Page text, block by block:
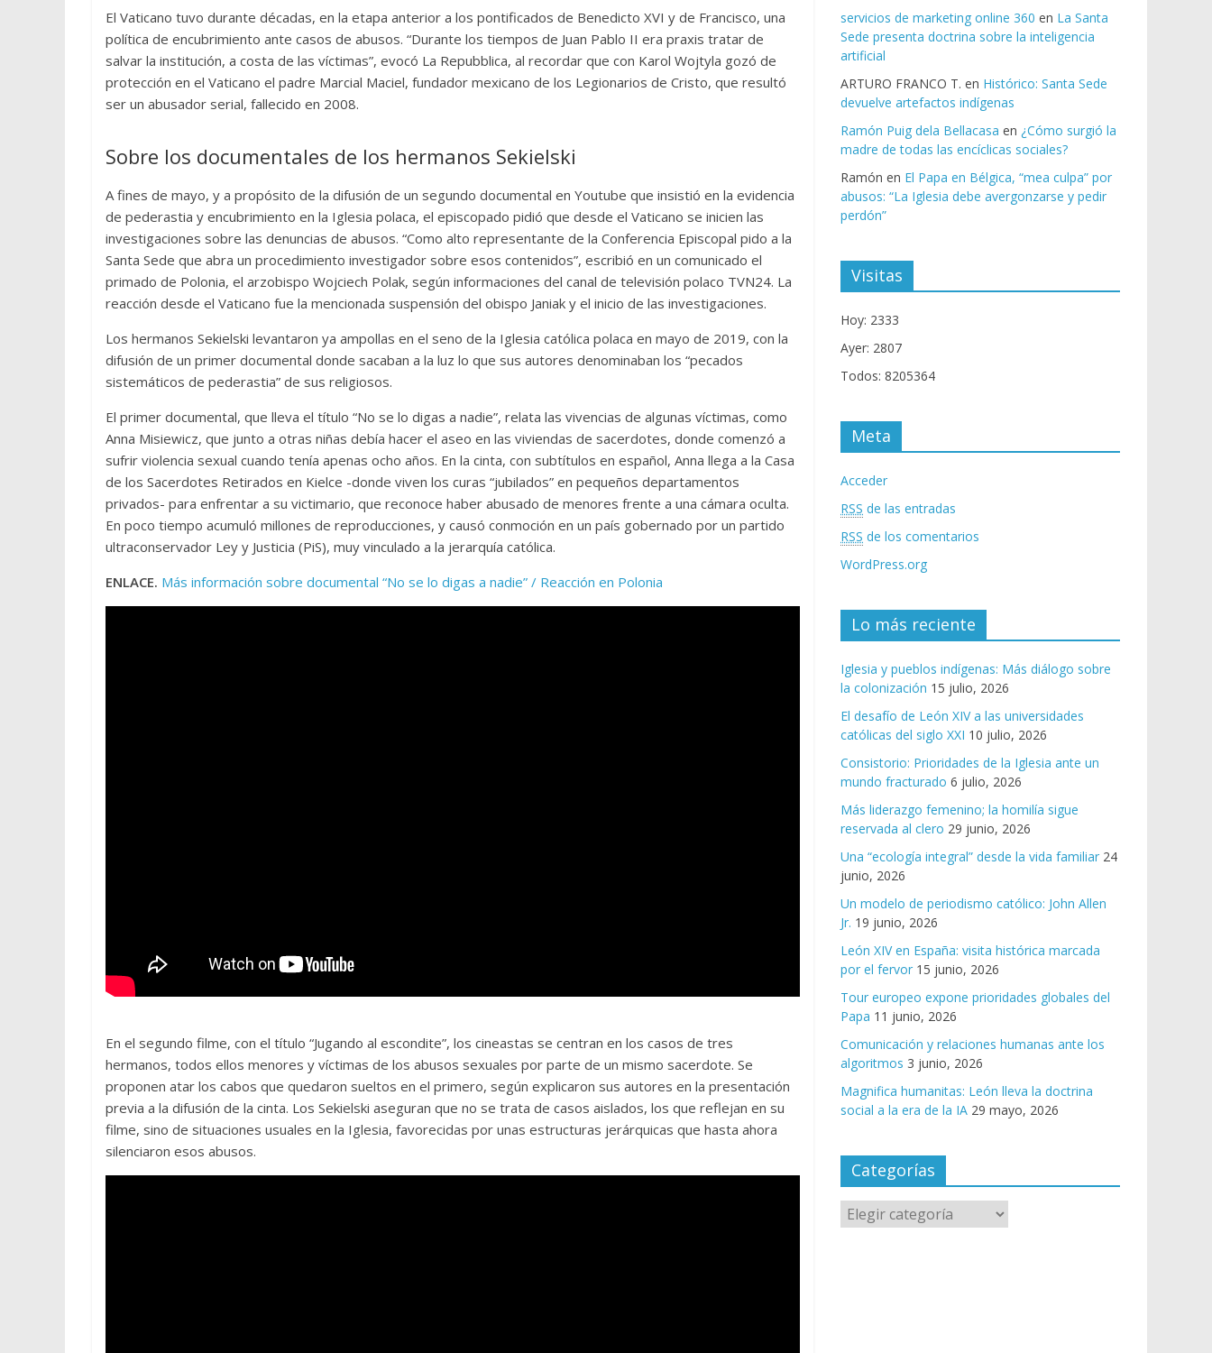
El Vaticano tuvo durante décadas, en la etapa anterior a los pontificados de Benedicto XVI y de Francisco, una
política de encubrimiento ante casos de abusos. “Durante los tiempos de Juan Pablo II era praxis tratar de
salvar la institución, a costa de las víctimas”, evocó La Repubblica, al recordar que con Karol Wojtyla gozó de
protección en el Vaticano el padre Marcial Maciel, fundador mexicano de los Legionarios de Cristo, que resultó
ser un abusador serial, fallecido en 2008.
Sobre los documentales de los hermanos Sekielski
A fines de mayo, y a propósito de la difusión de un segundo documental en Youtube que insistió en la evidencia
de pederastia y encubrimiento en la Iglesia polaca, el episcopado pidió que desde el Vaticano se inicien las
investigaciones sobre las denuncias de abusos. “Como alto representante de la Conferencia Episcopal pido a la
Santa Sede que abra un procedimiento investigador sobre esos contenidos”, escribió en un comunicado el
primado de Polonia, el arzobispo Wojciech Polak, según informaciones del canal de televisión polaco TVN24. La
reacción desde el Vaticano fue la mencionada suspensión del obispo Janiak y el inicio de las investigaciones.
Los hermanos Sekielski levantaron ya ampollas en el seno de la Iglesia católica polaca en mayo de 2019, con la
difusión de un primer documental donde sacaban a la luz lo que sus autores denominaban los “pecados
sistemáticos de pederastia” de sus religiosos.
El primer documental, que lleva el título “No se lo digas a nadie”, relata las vivencias de algunas víctimas, como
Anna Misiewicz, que junto a otras niñas debía hacer el aseo en las viviendas de sacerdotes, donde comenzó a
sufrir violencia sexual cuando tenía apenas ocho años. En la cinta, con subtítulos en español, Anna llega a la Casa
de los Sacerdotes Retirados en Kielce -donde viven los curas “jubilados” en pequeños departamentos
privados- para enfrentar a su victimario, que reconoce haber abusado de menores frente a una cámara oculta.
En poco tiempo acumuló millones de reproducciones, y causó conmoción en un país gobernado por un partido
ultraconservador Ley y Justicia (PiS), muy vinculado a la jerarquía católica.
ENLACE. Más información sobre documental “No se lo digas a nadie” / Reacción en Polonia
En el segundo filme, con el título “Jugando al escondite”, los cineastas se centran en los casos de tres
hermanos, todos ellos menores y víctimas de los abusos sexuales por parte de un mismo sacerdote. Se
proponen atar los cabos que quedaron sueltos en el primero, según explicaron sus autores en la presentación
previa a la difusión de la cinta. Los Sekielski aseguran que no se trata de casos aislados, los que reflejan en su
filme, sino de situaciones usuales en la Iglesia, favorecidas por unas estructuras jerárquicas que hasta ahora
silenciaron esos abusos.
servicios de marketing online 360 en La Santa
Sede presenta doctrina sobre la inteligencia
artificial
ARTURO FRANCO T. en Histórico: Santa Sede
devuelve artefactos indígenas
Ramón Puig dela Bellacasa en ¿Cómo surgió la
madre de todas las encíclicas sociales?
Ramón en El Papa en Bélgica, “mea culpa” por
abusos: “La Iglesia debe avergonzarse y pedir
perdón”
Visitas
Hoy: 2333
Ayer: 2807
Todos: 8205364
Meta
Acceder
RSS de las entradas
RSS de los comentarios
WordPress.org
Lo más reciente
Iglesia y pueblos indígenas: Más diálogo sobre
la colonización 15 julio, 2026
El desafío de León XIV a las universidades
católicas del siglo XXI 10 julio, 2026
Consistorio: Prioridades de la Iglesia ante un
mundo fracturado 6 julio, 2026
Más liderazgo femenino; la homilía sigue
reservada al clero 29 junio, 2026
Una “ecología integral” desde la vida familiar 24
junio, 2026
Un modelo de periodismo católico: John Allen
Jr. 19 junio, 2026
León XIV en España: visita histórica marcada
por el fervor 15 junio, 2026
Tour europeo expone prioridades globales del
Papa 11 junio, 2026
Comunicación y relaciones humanas ante los
algoritmos 3 junio, 2026
Magnifica humanitas: León lleva la doctrina
social a la era de la IA 29 mayo, 2026
Categorías